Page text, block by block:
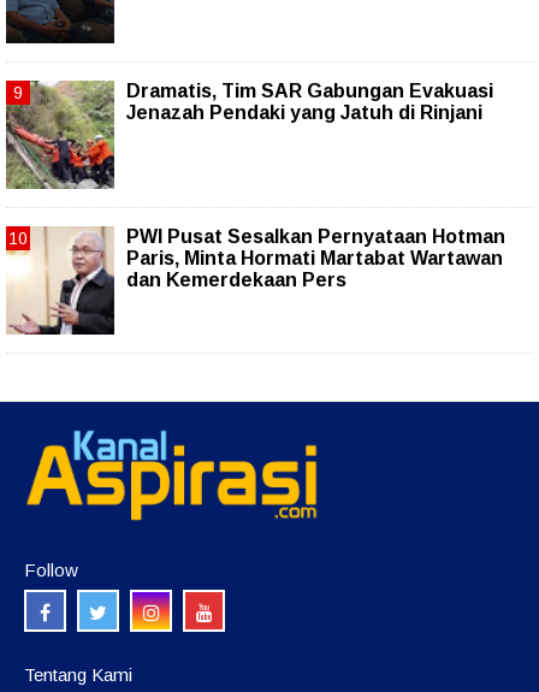
Dramatis, Tim SAR Gabungan Evakuasi
Jenazah Pendaki yang Jatuh di Rinjani
PWI Pusat Sesalkan Pernyataan Hotman
Paris, Minta Hormati Martabat Wartawan
dan Kemerdekaan Pers
Follow
Tentang Kami